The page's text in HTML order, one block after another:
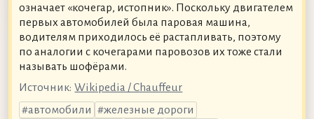
означает «кочегар, истопник». Поскольку двигателем
первых автомобилей была паровая машина,
водителям приходилось её растапливать, поэтому
по аналогии с кочегарами паровозов их тоже стали
называть шофёрами.
Источник: Wikipedia / Chauffeur
автомобили
железные дороги